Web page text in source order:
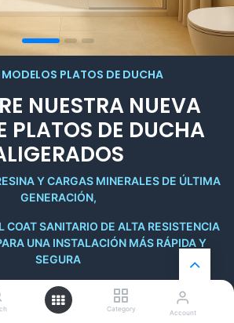
Category Account
PLATOS DE DUCHA
NUESTRA NUEVA
PLATOS DE DUCHA
Y CARGAS MINERALES DE ÚLTIMA
GENERACIÓN,
COAT SANITARIO DE ALTA RESISTENCIA
UNA INSTALACIÓN MÁS RÁPIDA Y
SEGURA